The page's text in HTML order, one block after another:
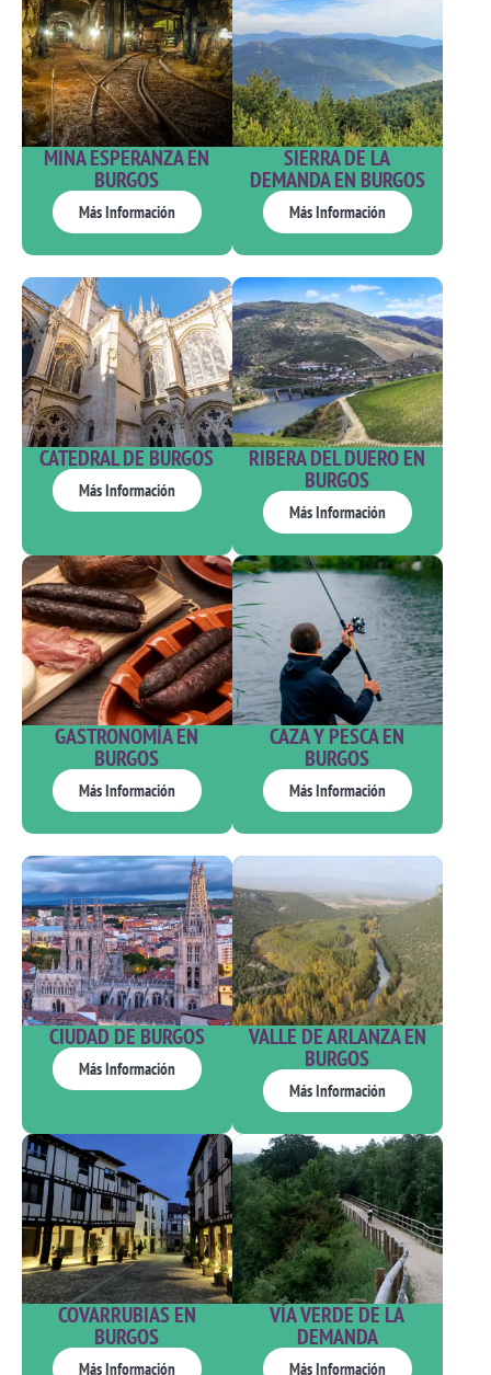
MINA ESPERANZA EN
BURGOS
Más Información
SIERRA DE LA
DEMANDA EN BURGOS
Más Información
CATEDRAL DE BURGOS
Más Información
RIBERA DEL DUERO EN
BURGOS
Más Información
GASTRONOMÍA EN
BURGOS
Más Información
CAZA Y PESCA EN
BURGOS
Más Información
CIUDAD DE BURGOS
Más Información
VALLE DE ARLANZA EN
BURGOS
Más Información
COVARRUBIAS EN
BURGOS
Más Información
VÍA VERDE DE LA
DEMANDA
Más Información